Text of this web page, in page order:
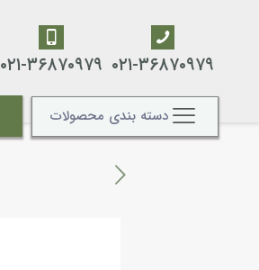
۰۲۱-۳۶۸۷۰۹۷۹ ۰۲۱-۳۶۸۷۰۹۷۹
دسته بندی محصولات